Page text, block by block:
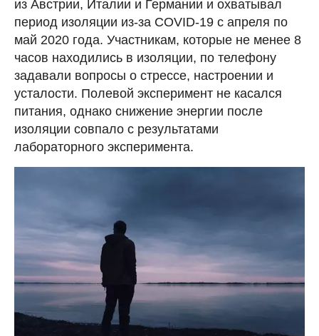
из Австрии, Италии и Германии и охватывал
период изоляции из-за COVID-19 с апреля по
май 2020 года. Участникам, которые не менее 8
часов находились в изоляции, по телефону
задавали вопросы о стрессе, настроении и
усталости. Полевой эксперимент не касался
питания, однако снижение энергии после
изоляции совпало с результатами
лабораторного эксперимента.